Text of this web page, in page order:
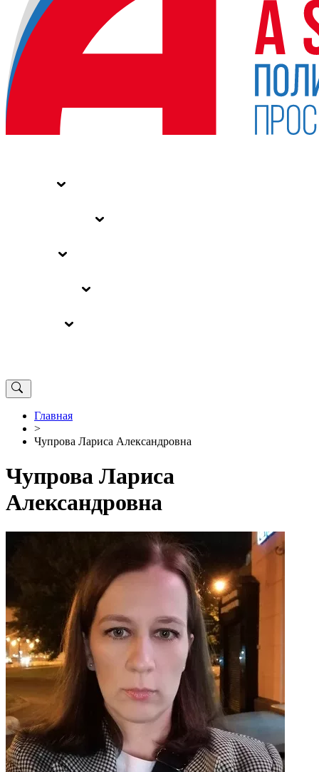
Главная
>
Чупрова Лариса Александровна
Чупрова Лариса
Александровна